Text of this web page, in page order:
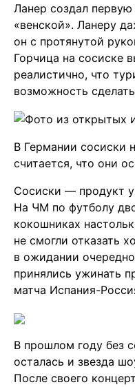
Ланер создал
«венской». Ланеру
он с протянутой
Горчица на сосиске
реалистично, что
возможность
В Германии сосиски
считается, что они
Сосиски — продукт
На ЧМ по футболу
кокошниках
не смогли отказать
в ожидании
принялись ужинать
матча Испания-
В прошлом году без
осталась и звезда
После своего